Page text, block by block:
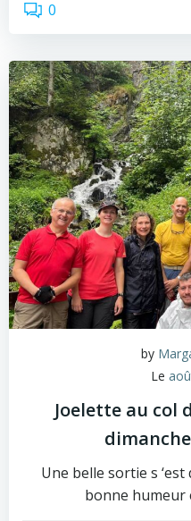
0
by
Le
Joelette au col
Une belle sortie s
bonne humeur